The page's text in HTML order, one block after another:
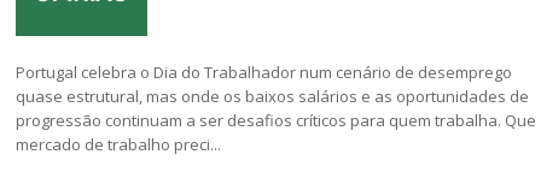
Portugal celebra o Dia do Trabalhador num cenário de desemprego
quase estrutural, mas onde os baixos salários e as oportunidades de
progressão continuam a ser desafios críticos para quem trabalha. Que
mercado de trabalho preci...